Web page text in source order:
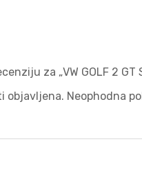
za „VW GOLF 2 GT
objavljena. Neophodna